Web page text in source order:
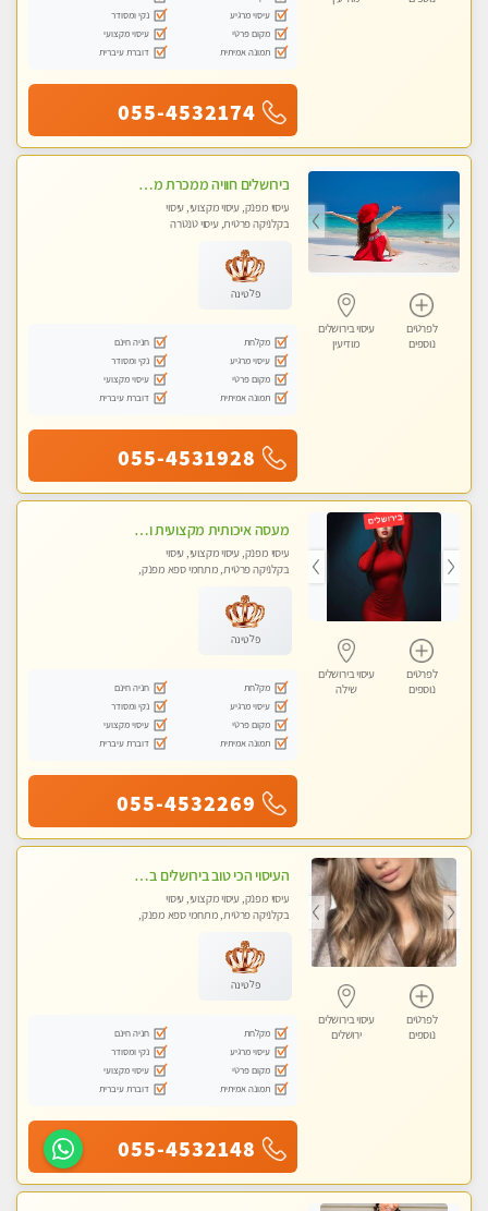
עיסוי מרגיע
נקי ומסודר
מקום פרטי
עיסוי מקצועי
תמונה אמיתית
דוברת עיברית
055-4532174
לפרטים
נוספים
עיסוי בירושלים
מודיעין
בירושלים חוויה ממכרת מטפלת מהממת לעיסוי טנטרי המשלב בתוכו טכניקות רבות מעולם המזרח
עיסוי מפנק, עיסוי מקצועי, עיסוי
בקלניקה פרטית, עיסוי טנטרה
פלטינה
מקלחת
חניה חינם
עיסוי מרגיע
נקי ומסודר
מקום פרטי
עיסוי מקצועי
תמונה אמיתית
דוברת עיברית
055-4531928
לפרטים
נוספים
עיסוי בירושלים
שילה
מעסה איכותית מקצועית ומפנקת
עיסוי מפנק, עיסוי מקצועי, עיסוי
בקלניקה פרטית, מתחמי ספא מפנק,
פלטינה
מקלחת
חניה חינם
עיסוי מרגיע
נקי ומסודר
מקום פרטי
עיסוי מקצועי
תמונה אמיתית
דוברת עיברית
055-4532269
לפרטים
נוספים
עיסוי בירושלים
ירושלים
העיסוי הכי טוב בירושלים במרכז ירושלים GREEN -SPA מפנק מקצועי ומשחרר
עיסוי מפנק, עיסוי מקצועי, עיסוי
בקלניקה פרטית, מתחמי ספא מפנק,
פלטינה
מקלחת
חניה חינם
עיסוי מרגיע
נקי ומסודר
מקום פרטי
עיסוי מקצועי
תמונה אמיתית
דוברת עיברית
055-4532148